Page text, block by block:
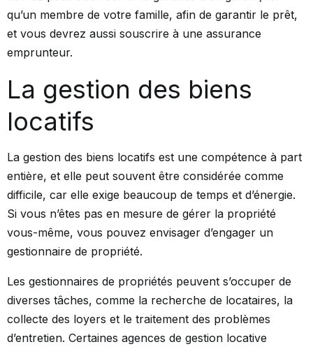
qu’un membre de votre famille, afin de garantir le prêt,
et vous devrez aussi souscrire à une assurance
emprunteur.
La gestion des biens
locatifs
La gestion des biens locatifs est une compétence à part
entière, et elle peut souvent être considérée comme
difficile, car elle exige beaucoup de temps et d’énergie.
Si vous n’êtes pas en mesure de gérer la propriété
vous-même, vous pouvez envisager d’engager un
gestionnaire de propriété.
Les gestionnaires de propriétés peuvent s’occuper de
diverses tâches, comme la recherche de locataires, la
collecte des loyers et le traitement des problèmes
d’entretien. Certaines agences de gestion locative